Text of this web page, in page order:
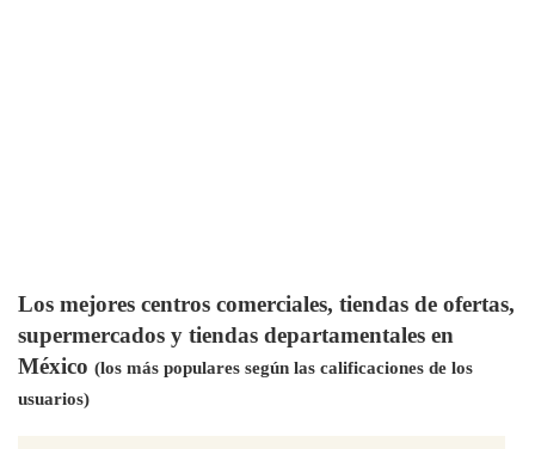
Los mejores centros comerciales, tiendas de ofertas,
supermercados y tiendas departamentales en
México (los más populares según las calificaciones de los
usuarios)